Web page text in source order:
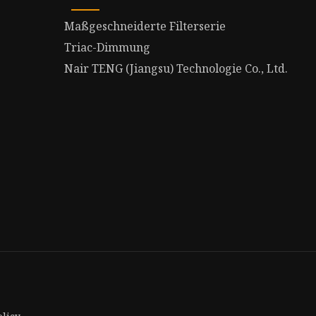
Maßgeschneiderte Filterserie
Triac-Dimmung
Nair TENG (Jiangsu) Technologie Co., Ltd.